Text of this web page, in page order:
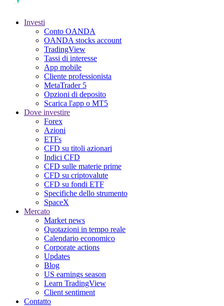
Investi
Conto OANDA
OANDA stocks account
TradingView
Tassi di interesse
App mobile
Cliente professionista
MetaTrader 5
Opzioni di deposito
Scarica l'app o MT5
Dove investire
Forex
Azioni
ETFs
CFD su titoli azionari
Indici CFD
CFD sulle materie prime
CFD su criptovalute
CFD su fondi ETF
Specifiche dello strumento
SpaceX
Mercato
Market news
Quotazioni in tempo reale
Calendario economico
Corporate actions
Updates
Blog
US earnings season
Learn TradingView
Client sentiment
Contatto